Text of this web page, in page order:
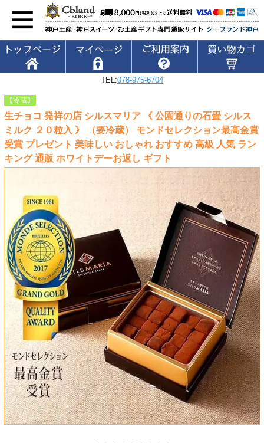
TEL:078-975-6704
【冷蔵】
生チョコ 発祥の店 シルスマリア 《 公園通りの石畳 シルス
ミルク ２０粒入 》 （要冷蔵） モンドセレクション最高金賞
受賞 プレゼント 美味しい おしゃれ おすすめ 高級 人気 ラン
キング 通販 ホワイトデーお返し ギフト